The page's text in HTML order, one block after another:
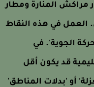
المنارة ومطار
في هذه النقاط
الجوية'. في
قد يكون أقل
أو 'بدلات المناطق'